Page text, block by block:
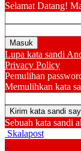
Selamat Datang!
Lupa kata sandi
Privacy Policy
Pemulihan
Memulihkan kata
Sebuah kata sandi
Skalapost